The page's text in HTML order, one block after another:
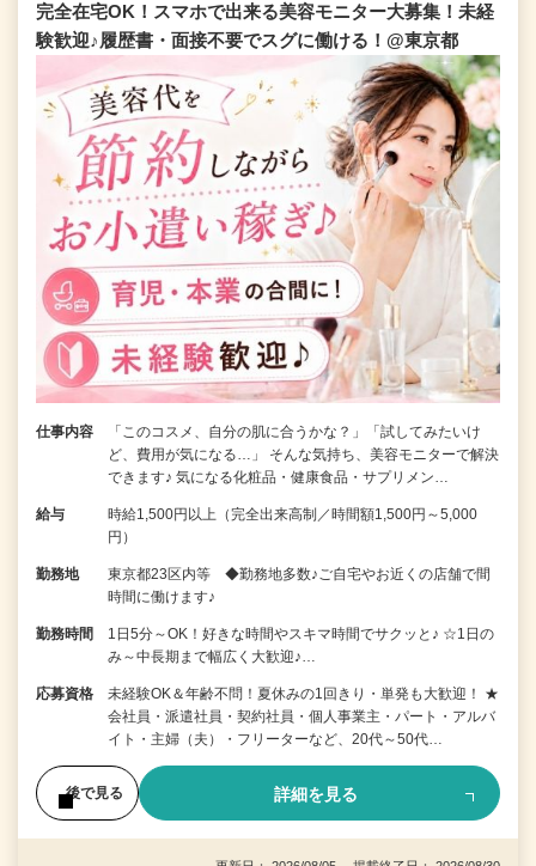
完全在宅OK！スマホで出来る美容モニター大募集！未経
験歓迎♪履歴書・面接不要でスグに働ける！@東京都
仕事内容
「このコスメ、自分の肌に合うかな？」「試してみたいけ
ど、費用が気になる…」 そんな気持ち、美容モニターで解決
できます♪ 気になる化粧品・健康食品・サプリメン…
給与
時給1,500円以上（完全出来高制／時間額1,500円～5,000
円）
勤務地
東京都23区内等 ◆勤務地多数♪ご自宅やお近くの店舗で間
時間に働けます♪
勤務時間
1日5分～OK！好きな時間やスキマ時間でサクッと♪ ☆1日の
み～中長期まで幅広く大歓迎♪…
応募資格
未経験OK＆年齢不問！夏休みの1回きり・単発も大歓迎！ ★
会社員・派遣社員・契約社員・個人事業主・パート・アルバ
イト・主婦（夫）・フリーターなど、20代～50代…
後で見る 詳細を見る